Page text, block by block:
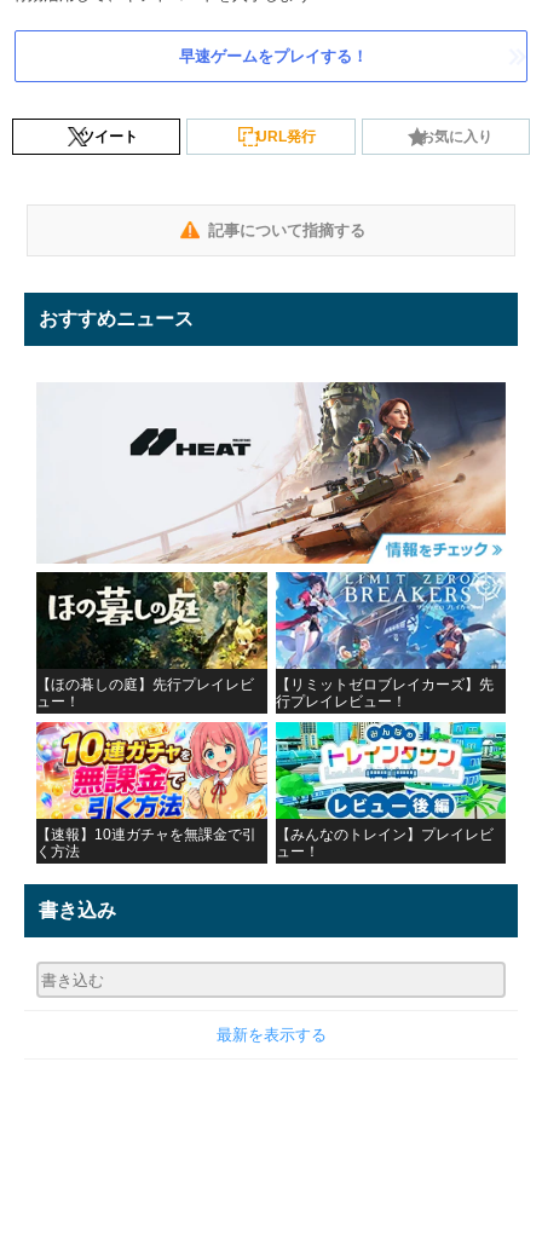
早速ゲームをプレイする！
ツイート URL発行 お気に入り
記事について指摘する
おすすめニュース
【ほの暮しの庭】先行プレイレビ
ュー！
【リミットゼロブレイカーズ】先
行プレイレビュー！
【速報】10連ガチャを無課金で引
く方法
【みんなのトレイン】プレイレビ
ュー！
書き込み
最新を表示する